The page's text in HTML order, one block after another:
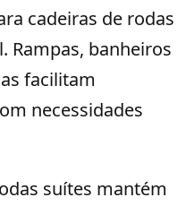
cadeiras de rodas
Rampas, banheiros
facilitam
necessidades
suítes mantém